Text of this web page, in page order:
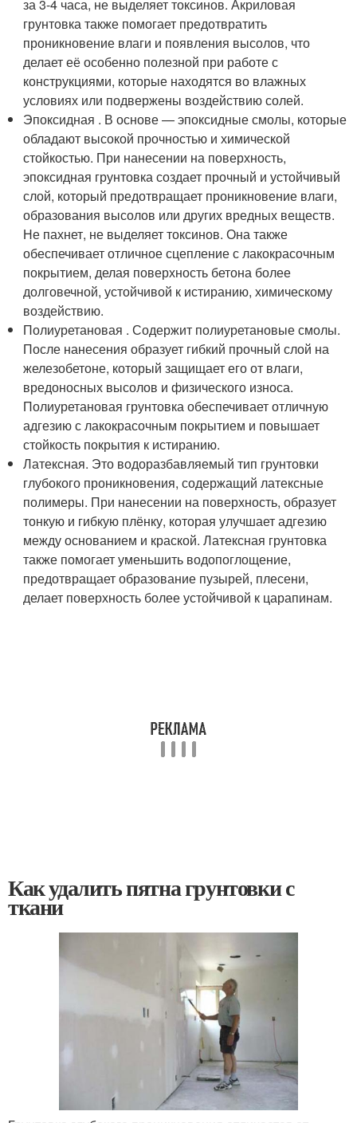
за 3-4 часа, не выделяет токсинов. Акриловая
грунтовка также помогает предотвратить
проникновение влаги и появления высолов, что
делает её особенно полезной при работе с
конструкциями, которые находятся во влажных
условиях или подвержены воздействию солей.
Эпоксидная . В основе — эпоксидные смолы, которые
обладают высокой прочностью и химической
стойкостью. При нанесении на поверхность,
эпоксидная грунтовка создает прочный и устойчивый
слой, который предотвращает проникновение влаги,
образования высолов или других вредных веществ.
Не пахнет, не выделяет токсинов. Она также
обеспечивает отличное сцепление с лакокрасочным
покрытием, делая поверхность бетона более
долговечной, устойчивой к истиранию, химическому
воздействию.
Полиуретановая . Содержит полиуретановые смолы.
После нанесения образует гибкий прочный слой на
железобетоне, который защищает его от влаги,
вредоносных высолов и физического износа.
Полиуретановая грунтовка обеспечивает отличную
адгезию с лакокрасочным покрытием и повышает
стойкость покрытия к истиранию.
Латексная. Это водоразбавляемый тип грунтовки
глубокого проникновения, содержащий латексные
полимеры. При нанесении на поверхность, образует
тонкую и гибкую плёнку, которая улучшает адгезию
между основанием и краской. Латексная грунтовка
также помогает уменьшить водопоглощение,
предотвращает образование пузырей, плесени,
делает поверхность более устойчивой к царапинам.
Как удалить пятна грунтовки с
ткани